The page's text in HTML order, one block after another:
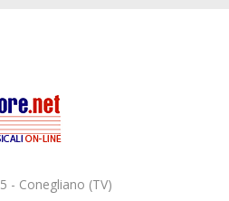
- Conegliano (TV)